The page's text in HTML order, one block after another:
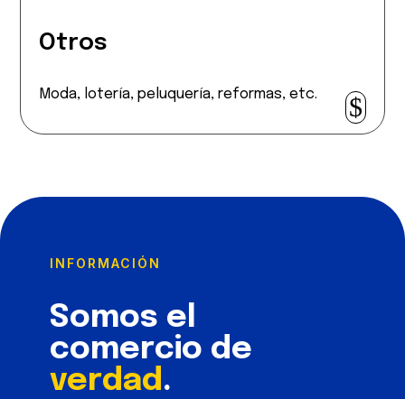
Otros
Moda, lotería, peluquería, reformas, etc. $
INFORMACIÓN
Somos el
comercio de
verdad.